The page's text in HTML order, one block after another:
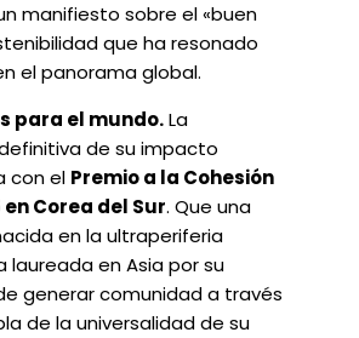
manifiesto sobre el «buen
que ha resonado
el panorama global.
para el mundo.La
de su impacto
con el Premio a la Cohesión
en Corea del Sur. Que una
en la ultraperiferia
laureada en Asia por su
generar comunidad a través
de la universalidad de su